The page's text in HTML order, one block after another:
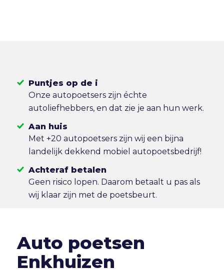
Puntjes op de i
Onze autopoetsers zijn échte
autoliefhebbers, en dat zie je aan hun werk.
Aan huis
Met +20 autopoetsers zijn wij een bijna
landelijk dekkend mobiel autopoetsbedrijf!
Achteraf betalen
Geen risico lopen. Daarom betaalt u pas als
wij klaar zijn met de poetsbeurt.
Auto poetsen
Enkhuizen